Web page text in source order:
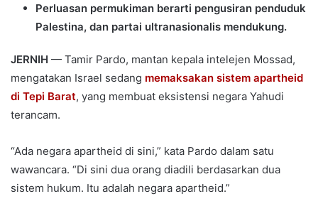
Perluasan permukiman berarti pengusiran penduduk
Palestina, dan partai ultranasionalis mendukung.
JERNIH — Tamir Pardo, mantan kepala intelejen Mossad,
mengatakan Israel sedang memaksakan sistem apartheid
di Tepi Barat, yang membuat eksistensi negara Yahudi
terancam.
“Ada negara apartheid di sini,” kata Pardo dalam satu
wawancara. “Di sini dua orang diadili berdasarkan dua
sistem hukum. Itu adalah negara apartheid.”